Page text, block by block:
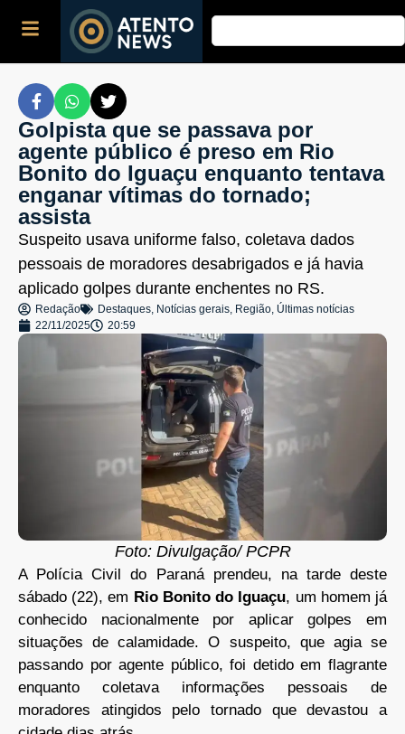
Golpista que se passava por
agente público é preso em Rio
Bonito do Iguaçu enquanto tentava
enganar vítimas do tornado;
assista
Suspeito usava uniforme falso, coletava dados
pessoais de moradores desabrigados e já havia
aplicado golpes durante enchentes no RS.
Redação Destaques, Notícias gerais, Região, Últimas notícias
22/11/2025
20:59
Foto: Divulgação/ PCPR
A Polícia Civil do Paraná prendeu, na tarde deste
sábado (22), em Rio Bonito do Iguaçu, um homem já
conhecido nacionalmente por aplicar golpes em
situações de calamidade. O suspeito, que agia se
passando por agente público, foi detido em flagrante
enquanto coletava informações pessoais de
moradores atingidos pelo tornado que devastou a